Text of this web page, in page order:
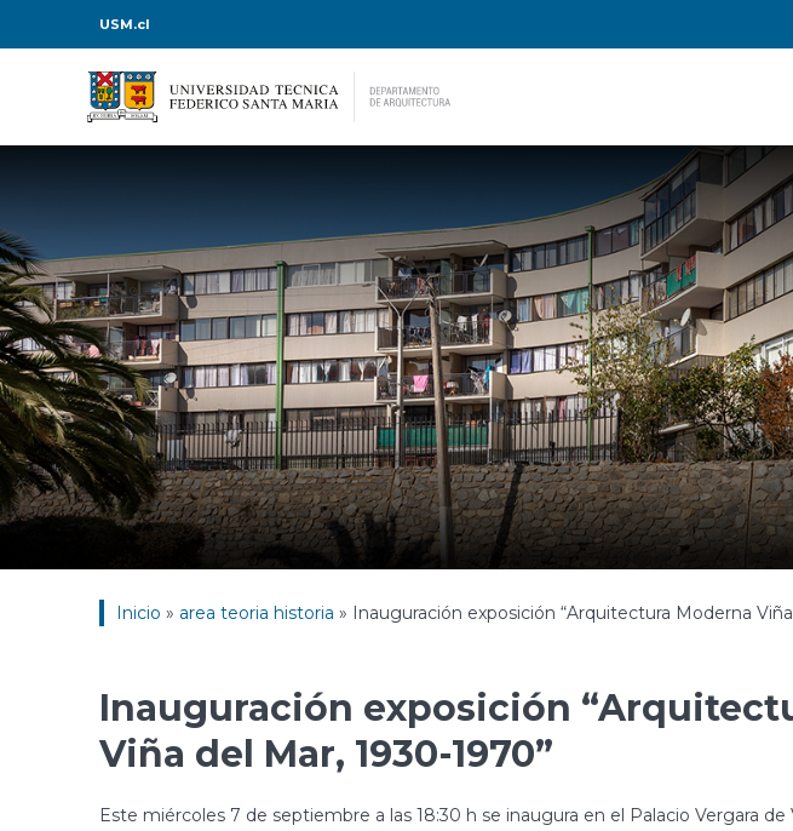
USM.cl
Inicio » area teoria historia » Inauguración exposición “Arquitectura Moderna
Inauguración exposición
Viña del Mar, 1930-1970”
Este miércoles 7 de septiembre a las 18:30 h se inaugura en el Palacio Vergara de